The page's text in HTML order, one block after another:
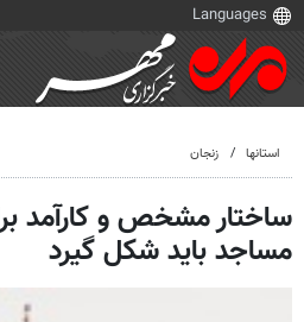
استانها زنجان
ساختار مشخص و کارآمد
مساجد باید شکل گیرد